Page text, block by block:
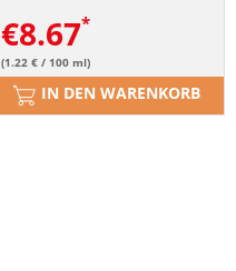
€8.67
(1.22 € / 100 ml)
IN DEN WARENKORB